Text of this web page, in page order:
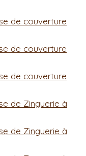
de couverture
de couverture
de couverture
de Zinguerie à
de Zinguerie à